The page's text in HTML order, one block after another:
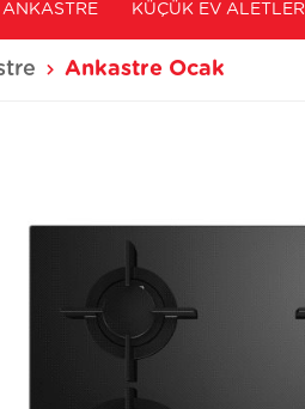
ANKASTRE KÜÇÜK EV ALETLERI
Ankastre Ocak